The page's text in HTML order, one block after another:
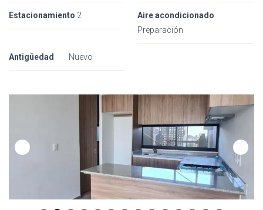
Estacionamiento 2
Aire acondicionado
Preparación
Antigüedad Nuevo